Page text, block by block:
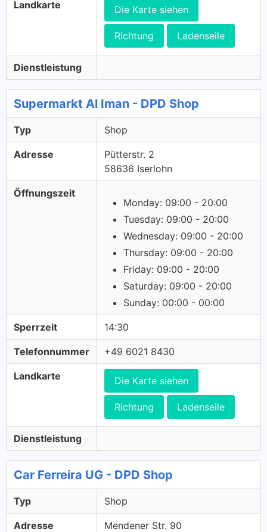
Landkarte Die Karte siehen
Richtung Ladenseile
Dienstleistung
Supermarkt Al Iman - DPD Shop
Typ Shop
Adresse
Pütterstr. 2
58636 Iserlohn
Öffnungszeit
Monday: 09:00 - 20:00
Tuesday: 09:00 - 20:00
Wednesday: 09:00 - 20:00
Thursday: 09:00 - 20:00
Friday: 09:00 - 20:00
Saturday: 09:00 - 20:00
Sunday: 00:00 - 00:00
Sperrzeit 14:30
Telefonnummer +49 6021 8430
Landkarte Die Karte siehen
Richtung Ladenseile
Dienstleistung
Car Ferreira UG - DPD Shop
Typ Shop
Adresse
Mendener Str. 90